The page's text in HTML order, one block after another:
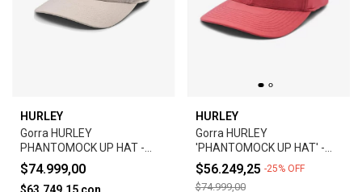
HURLEY
Gorra HURLEY
PHANTOMOCK UP HAT -
GREY
$74.999,00
HURLEY
Gorra HURLEY
'PHANTOMOCK UP HAT' -
UNIVERSTY RED
$56.249,25 -25% OFF
$74.999,00